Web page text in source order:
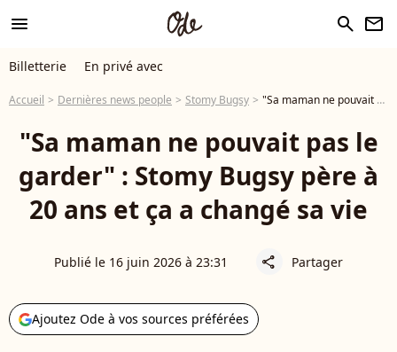
menu search newsletter
Billetterie En privé avec
Accueil Dernières news people Stomy Bugsy "Sa maman ne pouvait pas le garder" : Stomy Bugsy père à 20 ans et ça a changé sa vie
"Sa maman ne pouvait pas le
garder" : Stomy Bugsy père à
20 ans et ça a changé sa vie
Publié le 16 juin 2026 à 23:31 share Partager
Ajoutez Ode à vos sources préférées